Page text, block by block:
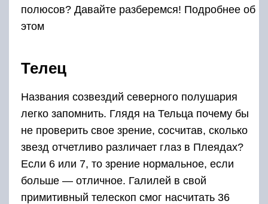
полюсов? Давайте разберемся! Подробнее об
этом
Телец
Названия созвездий северного полушария
легко запомнить. Глядя на Тельца почему бы
не проверить свое зрение, сосчитав, сколько
звезд отчетливо различает глаз в Плеядах?
Если 6 или 7, то зрение нормальное, если
больше — отличное. Галилей в свой
примитивный телескоп смог насчитать 36